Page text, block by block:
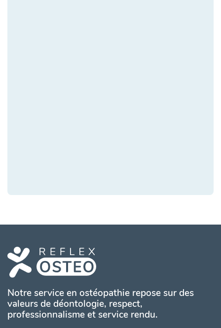
Notre service en ostéopathie repose sur des
valeurs de déontologie, respect,
professionnalisme et service rendu.